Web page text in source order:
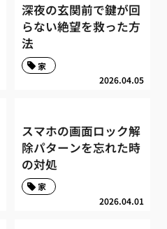
深夜の玄関前で鍵が回
らない絶望を救った方
法
2026.04.05
家
スマホの画面ロック解
除パターンを忘れた時
の対処
2026.04.01
家